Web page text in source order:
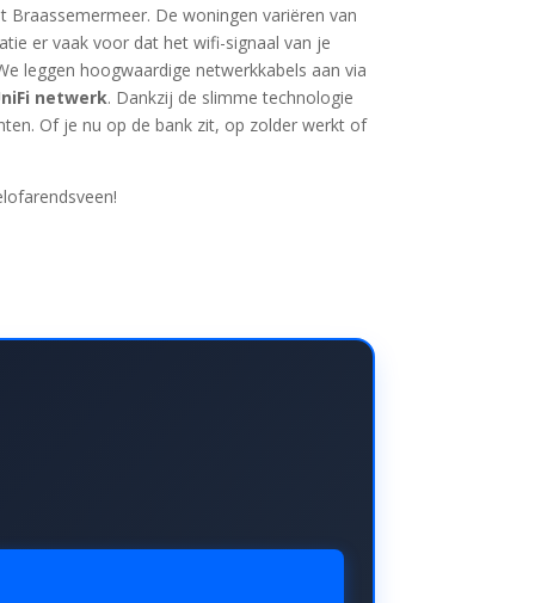
De woningen variëren van
er vaak voor dat het wifi-signaal van je
leggen hoogwaardige netwerkkabels aan via
netwerk. Dankzij de slimme technologie
Of je nu op de bank zit, op zolder werkt of